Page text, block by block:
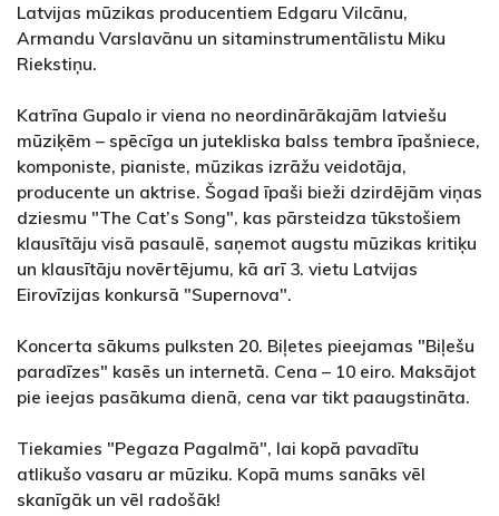
Latvijas mūzikas producentiem Edgaru Vilcānu,
Armandu Varslavānu un sitaminstrumentālistu Miku
Riekstiņu.
Katrīna Gupalo ir viena no neordinārākajām latviešu
mūziķēm – spēcīga un jutekliska balss tembra īpašniece,
komponiste, pianiste, mūzikas izrāžu veidotāja,
producente un aktrise. Šogad īpaši bieži dzirdējām viņas
dziesmu "The Cat’s Song", kas pārsteidza tūkstošiem
klausītāju visā pasaulē, saņemot augstu mūzikas kritiķu
un klausītāju novērtējumu, kā arī 3. vietu Latvijas
Eirovīzijas konkursā "Supernova".
Koncerta sākums pulksten 20. Biļetes pieejamas "Biļešu
paradīzes" kasēs un internetā. Cena – 10 eiro. Maksājot
pie ieejas pasākuma dienā, cena var tikt paaugstināta.
Tiekamies "Pegaza Pagalmā", lai kopā pavadītu
atlikušo vasaru ar mūziku. Kopā mums sanāks vēl
skanīgāk un vēl radošāk!